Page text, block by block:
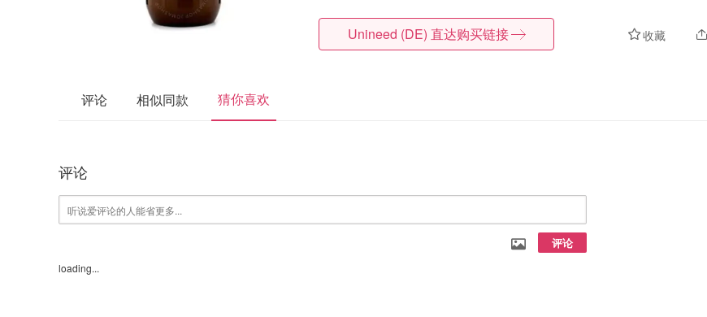
收藏
Unineed (DE) 直达购买链接
评论 相似同款 猜你喜欢
评论
评论
loading...